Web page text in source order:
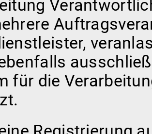
für die